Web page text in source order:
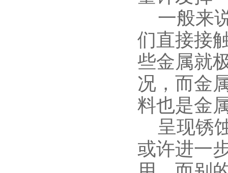
一般来
们直接接
些金属就
况，而金
料也是金
呈现锈
或许进一